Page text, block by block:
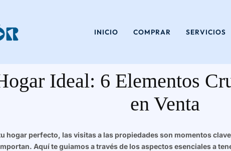
contenido
INICIO COMPRAR SERVICIOS
Ideal: 6 Elementos
en Venta
hogar perfecto, las visitas a las propiedades son momentos
Aquí te guiamos a través de los aspectos esenciales a